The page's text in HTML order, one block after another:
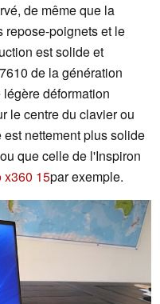
de même que la
repose-poignets et le
est solide et
de la génération
déformation
le centre du clavier ou
nettement plus solide
que celle de l'Inspiron
x360 15par exemple.